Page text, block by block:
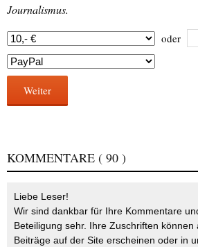
Journalismus.
oder
Weiter
KOMMENTARE ( 90 )
Liebe Leser!
Wir sind dankbar für Ihre Kommentare
Beteiligung sehr. Ihre Zuschriften können
Beiträge auf der Site erscheinen oder in